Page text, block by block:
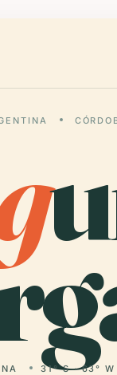
31° S · 63° W